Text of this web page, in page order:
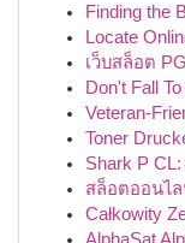
Finding the
Locate
เว็บสล็อต
Don't Fall
Veteran-
Toner
Shark P
สล็อตออนไล
Całkowity